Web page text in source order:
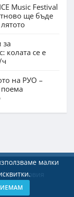
Music Festival
ще бъде
за
колата се е
на РУО –
малки
условия